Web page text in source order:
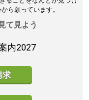
ら願っています。
て見よう
内2027
求